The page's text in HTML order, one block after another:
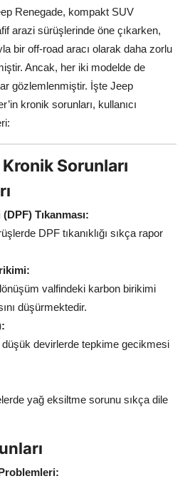
Renegade, kompakt SUV
arazi sürüşlerinde öne çıkarken,
bir off-road aracı olarak daha zorlu
Ancak, her iki modelde de
gözlemlenmiştir. İşte Jeep
kronik sorunları, kullanıcı
Sorunları
Tıkanması:
DPF tıkanıklığı sıkça rapor
valfindeki karbon birikimi
düşürmektedir.
devirlerde tepkime gecikmesi
yağ eksiltme sorunu sıkça dile